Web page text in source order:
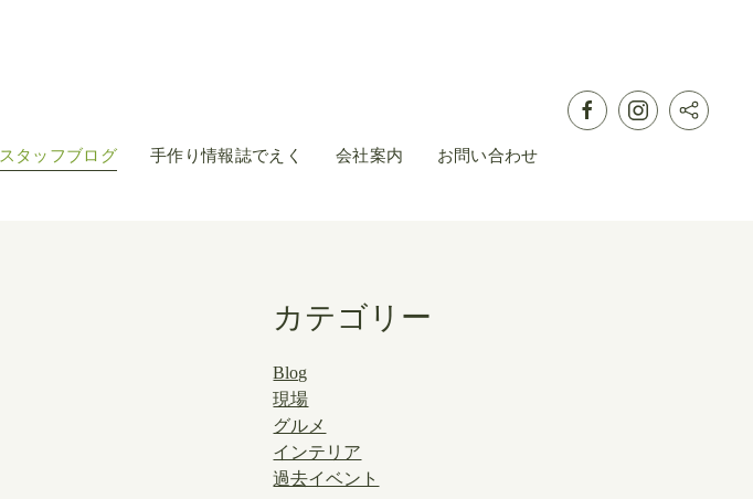
スタッフブログ 手作り情報誌でえく 会社案内 お問い合わせ
カテゴリー
Blog
現場
グルメ
インテリア
過去イベント